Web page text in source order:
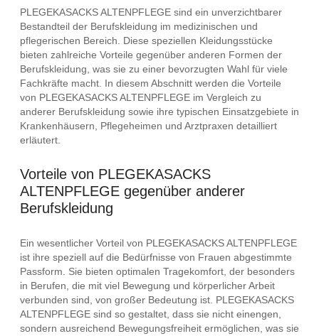
PLEGEKASACKS ALTENPFLEGE sind ein unverzichtbarer
Bestandteil der Berufskleidung im medizinischen und
pflegerischen Bereich. Diese speziellen Kleidungsstücke
bieten zahlreiche Vorteile gegenüber anderen Formen der
Berufskleidung, was sie zu einer bevorzugten Wahl für viele
Fachkräfte macht. In diesem Abschnitt werden die Vorteile
von PLEGEKASACKS ALTENPFLEGE im Vergleich zu
anderer Berufskleidung sowie ihre typischen Einsatzgebiete in
Krankenhäusern, Pflegeheimen und Arztpraxen detailliert
erläutert.
Vorteile von PLEGEKASACKS
ALTENPFLEGE gegenüber anderer
Berufskleidung
Ein wesentlicher Vorteil von PLEGEKASACKS ALTENPFLEGE
ist ihre speziell auf die Bedürfnisse von Frauen abgestimmte
Passform. Sie bieten optimalen Tragekomfort, der besonders
in Berufen, die mit viel Bewegung und körperlicher Arbeit
verbunden sind, von großer Bedeutung ist. PLEGEKASACKS
ALTENPFLEGE sind so gestaltet, dass sie nicht einengen,
sondern ausreichend Bewegungsfreiheit ermöglichen, was sie